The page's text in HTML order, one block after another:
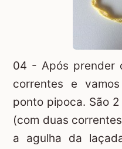
04 - Após prender
correntes e
ponto pipoca. São
(com duas
a agulha da